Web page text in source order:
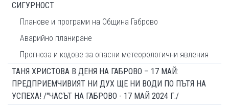
СИГУРНОСТ
Планове и програми на Община Габрово
Аварийно планиране
Прогноза и кодове за опасни метеорологични явления
ТАНЯ ХРИСТОВА В ДЕНЯ НА ГАБРОВО – 17 МАЙ:
ПРЕДПРИЕМЧИВИЯТ НИ ДУХ ЩЕ НИ ВОДИ ПО ПЪТЯ НА
УСПЕХА! /"ЧАСЪТ НА ГАБРОВО - 17 МАЙ 2024 Г./